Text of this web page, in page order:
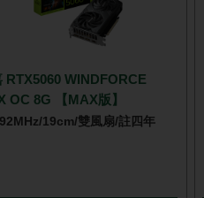
RTX5060 WINDFORCE
OC 8G 【MAX版】
19cm/雙風扇/註四年